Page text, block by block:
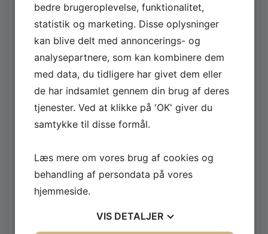
december 2025
september 2025
juli 2025
juni 2025
marts 2025
august 2024
januar 2024
december 2023
bedre brugeroplevelse, funktionalitet,
statistik og marketing. Disse oplysninger
kan blive delt med annoncerings- og
analysepartnere, som kan kombinere dem
med data, du tidligere har givet dem eller
de har indsamlet gennem din brug af deres
tjenester. Ved at klikke på 'OK' giver du
samtykke til disse formål.
Læs mere om vores brug af cookies og
behandling af persondata på vores
hjemmeside.
VIS DETALJER